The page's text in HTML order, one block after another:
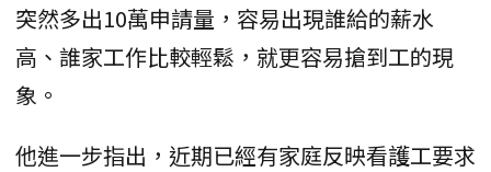
突然多出10萬申請量，容易出現誰給的薪水
高、誰家工作比較輕鬆，就更容易搶到工的現
象。
他進一步指出，近期已經有家庭反映看護工要求